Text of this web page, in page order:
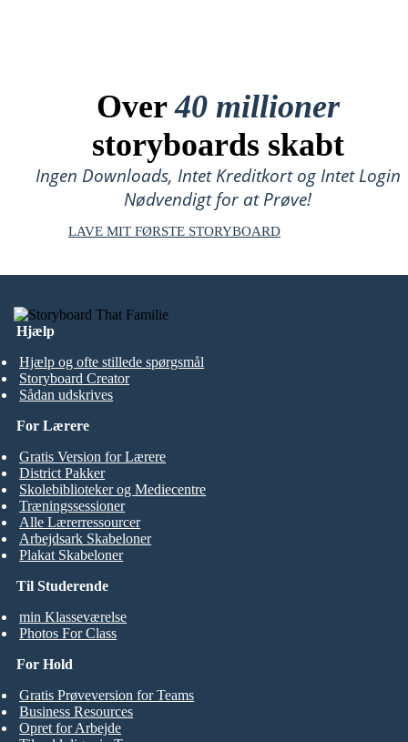
Over40 millioner
storyboards skabt
Ingen Downloads, Intet Kreditkort og Intet Login
Nødvendigt for at Prøve!
LAVE MIT FØRSTE STORYBOARD
Hjælp
Hjælp og ofte stillede spørgsmål
Storyboard Creator
Sådan udskrives
Til Studerende
min Klasseværelse
Photos For Class
For Lærere
Gratis Version for Lærere
District Pakker
Skolebiblioteker og Mediecentre
Træningssessioner
Alle Lærerressourcer
Arbejdsark Skabeloner
Plakat Skabeloner
For Hold
Gratis Prøveversion for Teams
Business Resources
Opret for Arbejde